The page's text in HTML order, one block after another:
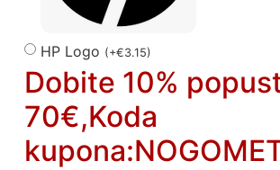
HP Logo (+€3.15)
Dobite 10%
70€,Koda